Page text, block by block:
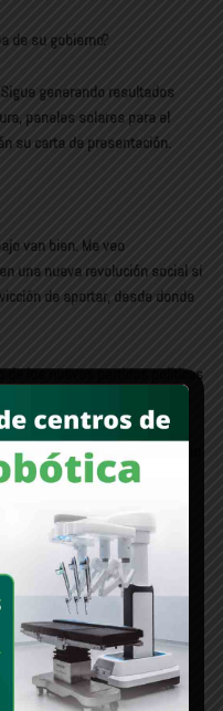
de su gobierno?
generando resultados
paneles solares para el
su carta de presentación.
van bien. Me veo
una nueva revolución social si
de aportar, desde donde
de los nuevos partidos políticos
de esos esfuerzos. Pero lo veo
desde las regiones,
para enfrentar el régimen
sino en las causas
Pascual Soto 2